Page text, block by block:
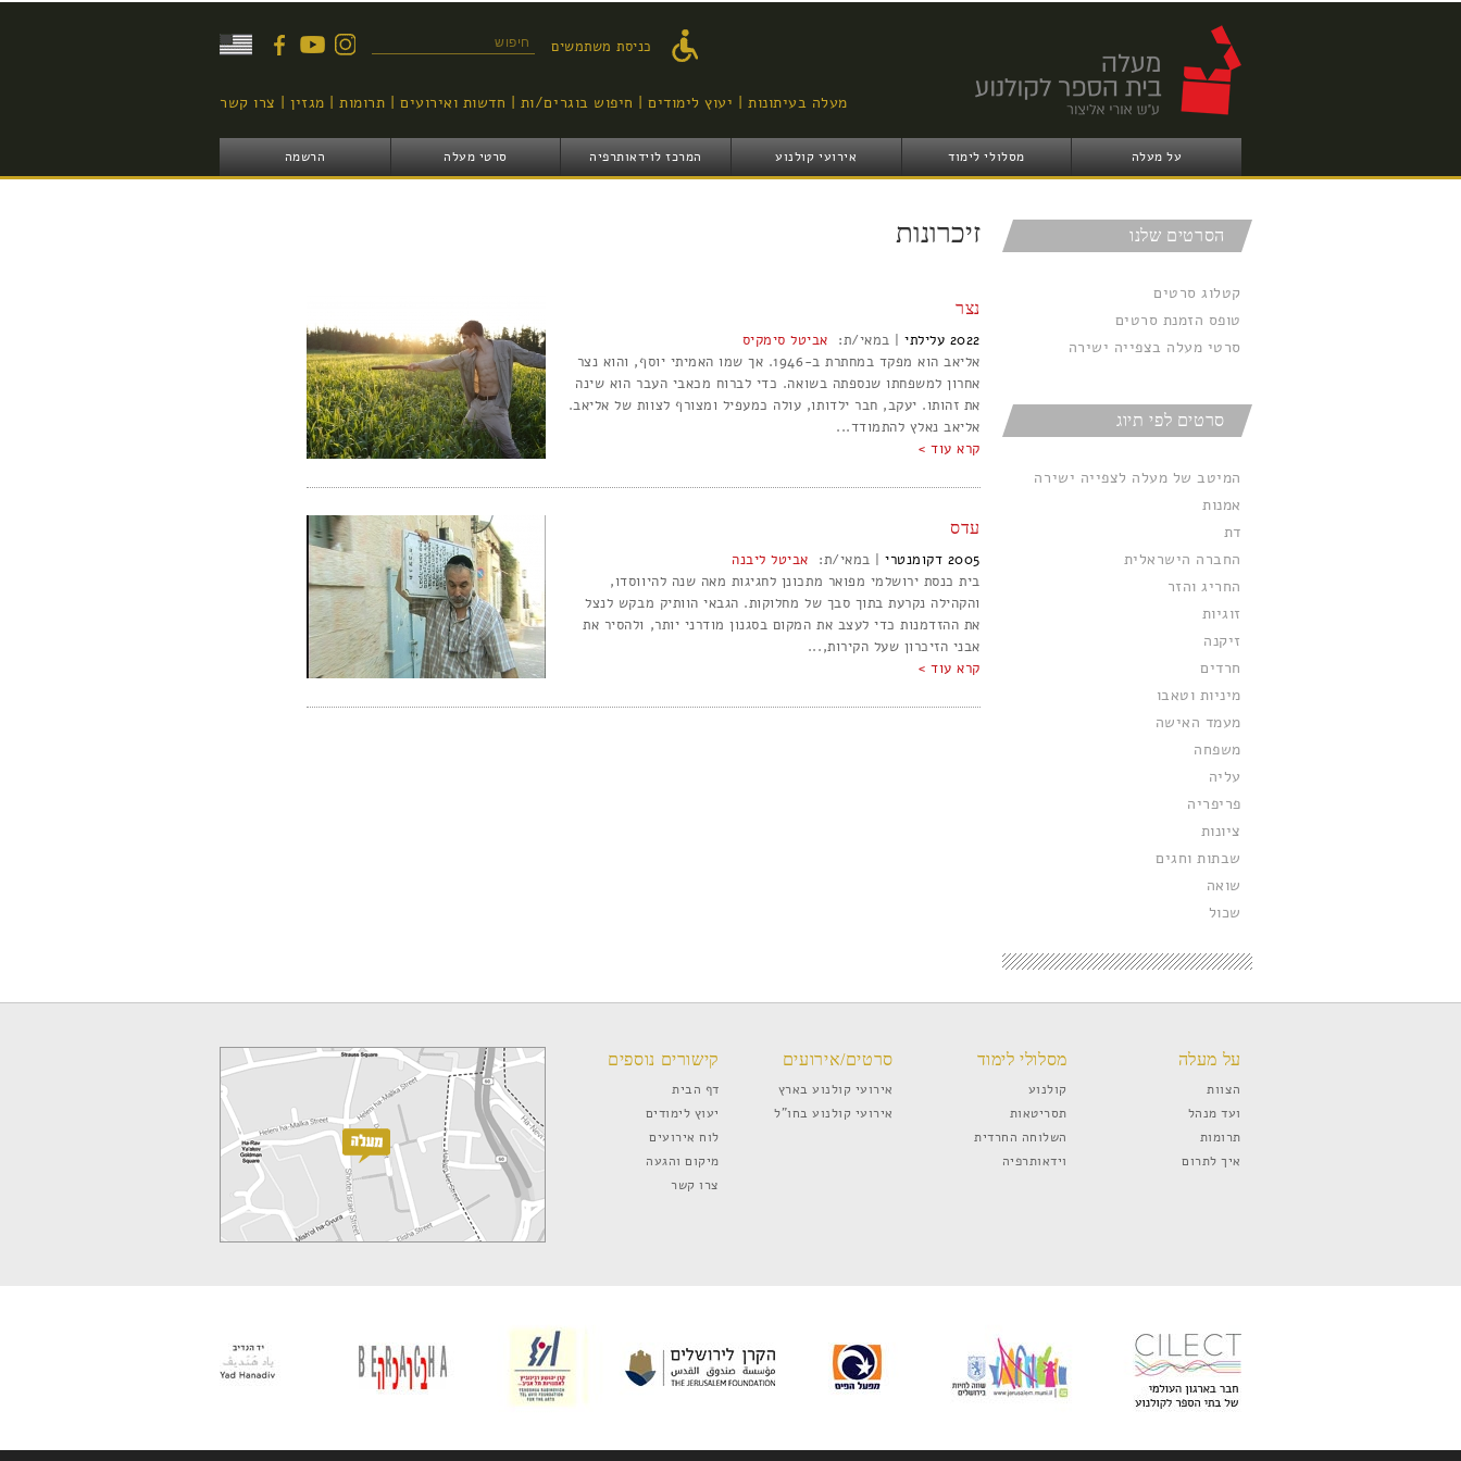
העיקרי
טופס חיפוש כניסת משתמשים
מעלה בעיתונות יעוץ לימודים חיפוש בוגרים/ות חדשות ואירועים תרומות מגזין צרו קשר
על מעלה מסלולי לימוד אירועי קולנוע המרכז לוידאותרפיה סרטי מעלה הרשמה
הסרטים שלנו
קטלוג סרטים
טופס הזמנת סרטים
סרטי מעלה בצפייה ישירה
סרטים לפי תיוג
המיטב של מעלה לצפייה ישירה
אמנות
דת
החברה הישראלית
החריג והזר
זוגיות
זיקנה
חרדים
מיניות וטאבו
מעמד האישה
משפחה
עליה
פריפריה
ציונות
שבתות וחגים
שואה
שכול
זיכרונות
נצר
2022 עלילתי| במאי/ת:
אביטל סימקיס
אליאב הוא מפקד במחתרת ב-1946. אך שמו האמיתי יוסף, והוא נצר
אחרון למשפחתו שנספתה בשואה. כדי לברוח מכאבי העבר הוא שינה
את זהותו. יעקב, חבר ילדותו, עולה כמעפיל ומצורף לצוות של אליאב.
אליאב נאלץ להתמודד...
קרא עוד >
עדס
2005 דקומנטרי| במאי/ת:
אביטל ליבנה
בית כנסת ירושלמי מפואר מתכונן לחגיגות מאה שנה להיווסדו,
והקהילה נקרעת בתוך סבך של מחלוקות. הגבאי הוותיק מבקש לנצל
את ההזדמנות כדי לעצב את המקום בסגנון מודרני יותר, ולהסיר את
אבני הזיכרון שעל הקירות,...
קרא עוד >
על מעלה
הצוות
ועד מנהל
תרומות
איך לתרום
מסלולי לימוד
קולנוע
תסריטאות
השלוחה החרדית
וידאותרפיה
סרטים/אירועים
אירועי קולנוע בארץ
אירועי קולנוע בחו”ל
קישורים נוספים
דף הבית
יעוץ לימודים
לוח אירועים
מיקום והגעה
צרו קשר